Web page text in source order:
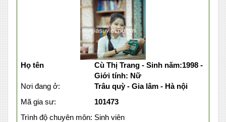
Họ tên
Cù Thị Trang - Sinh năm:1998 -
Giới tính: Nữ
Nơi đang ở:
Trâu quỳ - Gia lâm - Hà nội
Mã gia sư:
101473
Trình độ chuyên môn: Sinh viên